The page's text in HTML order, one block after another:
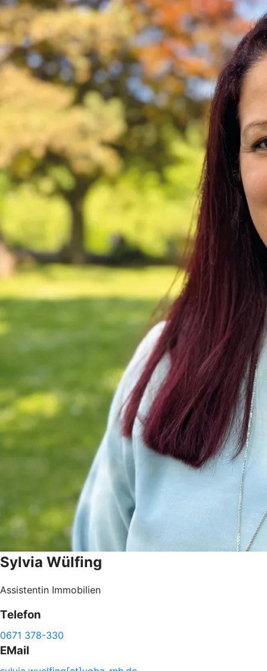
Sylvia Wülfing
Assistentin Immobilien
Telefon
0671 378-330
EMail